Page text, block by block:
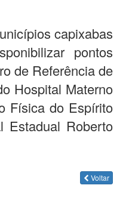
capixabas
pontos
de Referência de
Hospital Materno
Física do Espírito
Estadual Roberto
Voltar